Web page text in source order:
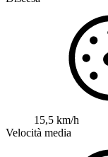
15,5 km/h
Velocità media